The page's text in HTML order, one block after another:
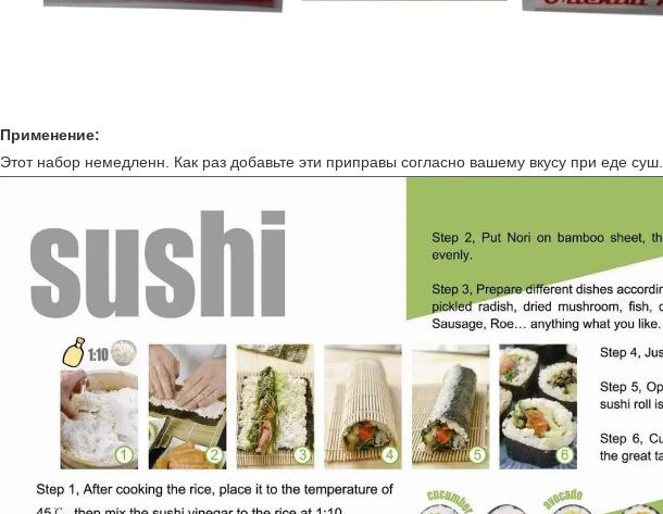
Применение:
Этот набор немедленн. Как раз добавьте эти приправы согласно вашему вкусу при еде суш.